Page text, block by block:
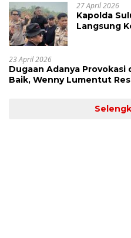
27 April 2026
Kapolda
Langsung
23 April 2026
Dugaan Adanya Provokasi
Baik, Wenny Lumentut